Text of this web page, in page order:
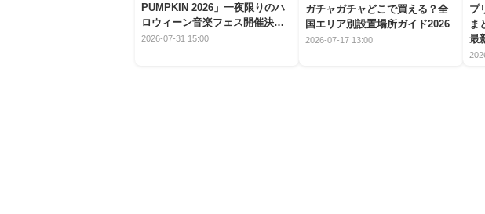
PUMPKIN 2026」一夜限りのハ
ロウィーン音楽フェス開催決
定！
2026-07-31 15:00
ガチャガチャどこで買える？全
国エリア別設置場所ガイド2026
2026-07-17 13:00
プ
ま
最